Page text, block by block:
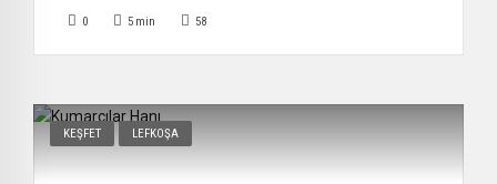
bulunan yapı, yaklaşık bin beş yüz yıllık geçmişiyle
fırsatı sunmaktadır. Lefkoşa Bedesteni’nin Tarihi Bedesten’in
0 5 min 58
KEŞFET LEFKOŞA